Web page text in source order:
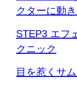
クターに動
STEP3 エフ
クニック
目を惹くサ